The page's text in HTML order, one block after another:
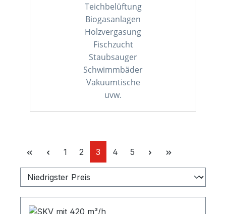
Teichbelüftung
Biogasanlagen
Holzvergasung
Fischzucht
Staubsauger
Schwimmbäder
Vakuumtische
uvw.
Seite
1 Seite
2 Seite
3 Seite
4 Seite
5